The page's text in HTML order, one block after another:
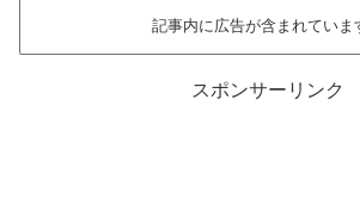
記事内に広告が含まれていま
スポンサーリンク